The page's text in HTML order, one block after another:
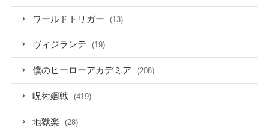
ワールドトリガー (13)
ヴィジランテ (19)
僕のヒーローアカデミア (208)
呪術廻戦 (419)
地獄楽 (28)